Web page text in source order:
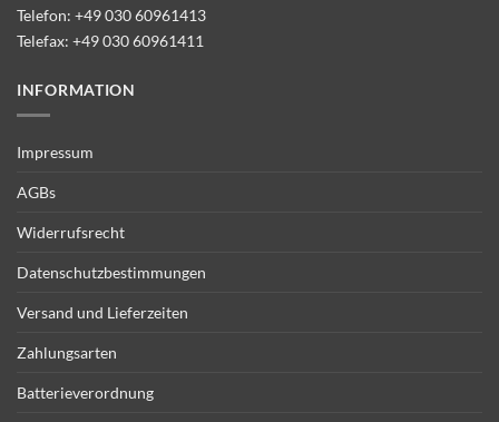
Telefon: +49 030 60961413
Telefax: +49 030 60961411
INFORMATION
Impressum
AGBs
Widerrufsrecht
Datenschutzbestimmungen
Versand und Lieferzeiten
Zahlungsarten
Batterieverordnung